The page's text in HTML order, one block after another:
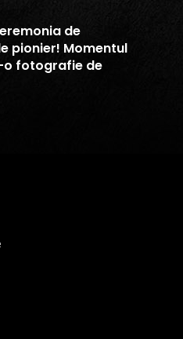
de
pionier! Momentul
fotografie de